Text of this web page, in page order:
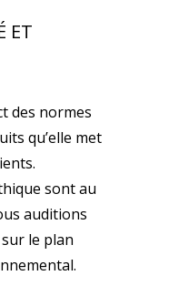
ET
des normes
qu’elle met
sont au
auditions
le plan